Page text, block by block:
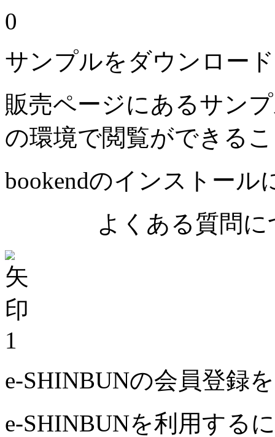
0
サンプルをダウンロー
販売ページにあるサン
の環境で閲覧ができる
bookendのインストール
よくある質問に
1
e-SHINBUNの会員登録
e-SHINBUNを利用する